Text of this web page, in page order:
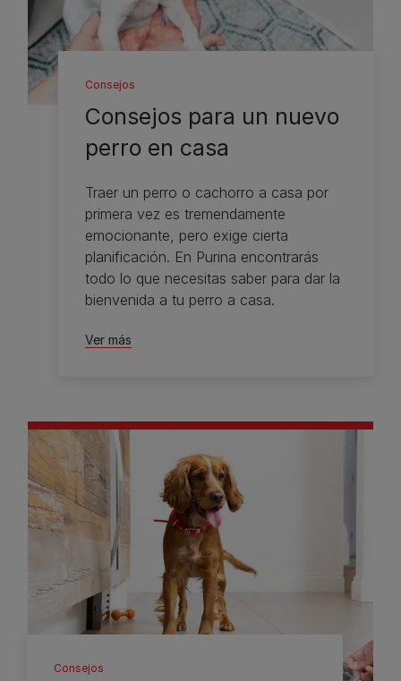
Consejos
Consejos para un nuevo
perro en casa
Traer un perro o cachorro a casa por
primera vez es tremendamente
emocionante, pero exige cierta
planificación. En Purina encontrarás
todo lo que necesitas saber para dar la
bienvenida a tu perro a casa.
Ver más
Consejos